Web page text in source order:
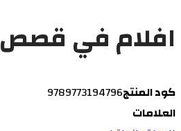
افلام في قصص
كود المنتج9789773194796
العلامات